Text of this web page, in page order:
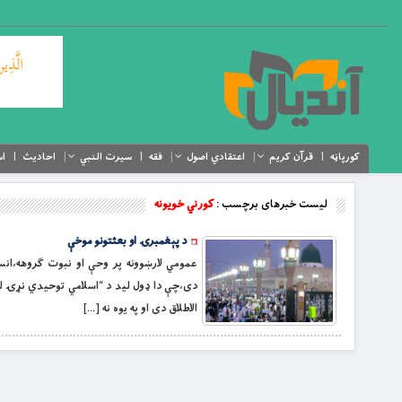
کورپاڼه قرآن کریم اعتقادي اصول فقه سیرت النبي احادیث
لیست خبرهای برچسب :کورني خويونه
د پېغمبرۍ او بعثتونو موخې
عمومي لارښوونه پر وحې او نبوت
دى،چې دا ډول ليد د “اسلامي توحيدي
الاطلاق دى او په يوه نه […]